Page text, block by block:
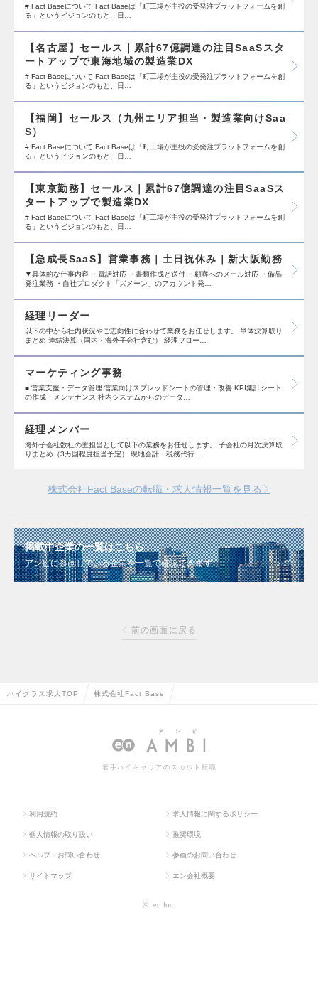
# Fact Baseについて Fact Baseは「町工場が主役の受発注プラットフォームを創
る」というビジョンのもと、日…
【名古屋】セールス｜累計67億調達の注目SaaSスタ
ートアップで東海地域の製造業DX
# Fact Baseについて Fact Baseは「町工場が主役の受発注プラットフォームを創
る」というビジョンのもと、日…
【福岡】セールス（九州エリア担当・製造業向けSaa
S）
# Fact Baseについて Fact Baseは「町工場が主役の受発注プラットフォームを創
る」というビジョンのもと、日…
【東京勤務】セールス｜累計67億調達の注目SaaSス
タートアップで製造業DX
# Fact Baseについて Fact Baseは「町工場が主役の受発注プラットフォームを創
る」というビジョンのもと、日…
【急成長SaaS】営業事務｜土日祝休み｜新大阪勤務
▼具体的な仕事内容 ・電話対応 ・書類作成と送付 ・顧客へのメール対応 ・備品
発注業務 ・自社プロダクト「ズメーン」のアカウント発…
経理リーダー
以下の中から社内状況やご志向性に合わせて業務をお任せします。 単体決算取り
まとめ 連結決算（国内・海外子会社含む） 経理フロー…
マーケティング事務
■ 営業支援・データ管理 営業向けスプレッドシートの管理・改善 KPI集計シート
の作成・メンテナンス 社内システムからのデータ…
経理メンバー
海外子会社数社の主担当として以下の業務をお任せします。 子会社の月次決算取
りまとめ（3カ国程度担当予定） 現地会計・税務代行…
株式会社Fact Baseの転職・求人情報一覧を見る
掲載中企業の一覧はこちら
アンビに参画している企業を一覧で確認できます
前の画面に戻る
ハイクラス求人TOP 株式会社Fact Base
若手ハイキャリアのスカウト転職
利用規約 求人情報に関するポリシー
個人情報の取り扱い 推奨環境
ヘルプ・お問い合わせ 参画のお問い合わせ
サイトマップ エン会社概要
© en Inc.